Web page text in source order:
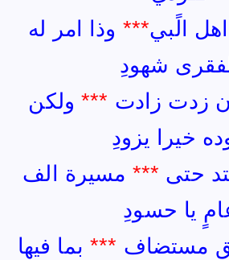
الًبي*** وذا امر له
شهودِ
زدت زادت ***ولكن
خيرا يزودِ
حتى *** مسيرة الف
يا حسودِ
مستضاف *** بما فيها